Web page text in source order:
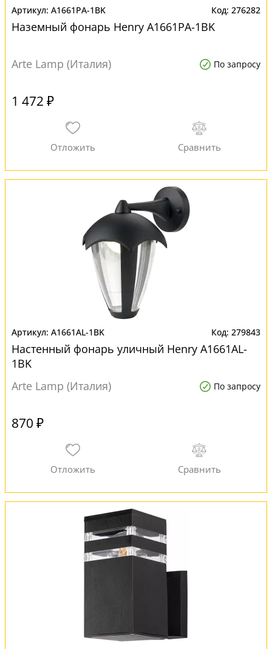
A1661PA-1BK 276282
Наземный фонарь Henry A1661PA-1BK
Arte Lamp (Италия) По запросу
1 472 ₽
A1661AL-1BK 279843
Настенный фонарь уличный Henry A1661AL-
1BK
Arte Lamp (Италия)
По запросу
870 ₽